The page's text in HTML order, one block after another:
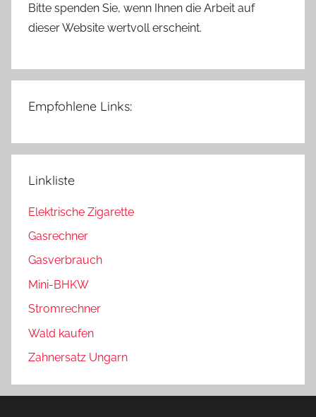
Bitte spenden Sie, wenn Ihnen die Arbeit auf
dieser Website wertvoll erscheint.
Empfohlene Links:
Linkliste
Elektrische Zigarette
Gasrechner
Gasverbrauch
Mini-BHKW
Stromrechner
Wald kaufen
Zahnersatz Ungarn